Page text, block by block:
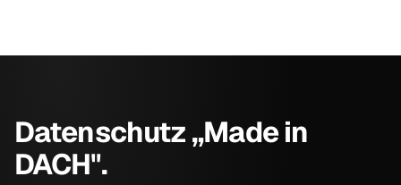
Datenschutz „Made in
DACH".